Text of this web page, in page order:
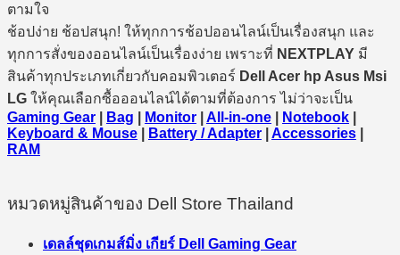
ตามใจ
ช้อปง่าย ช้อปสนุก! ให้ทุกการช้อปออนไลน์เป็นเรื่องสนุก และ
ทุกการสั่งของออนไลน์เป็นเรื่องง่าย เพราะที่ NEXTPLAY มี
สินค้าทุกประเภทเกี่ยวกับคอมพิวเตอร์ Dell Acer hp Asus Msi
LG ให้คุณเลือกซื้อออนไลน์ได้ตามที่ต้องการ ไม่ว่าจะเป็น
Gaming Gear
Bag Monitor All-in-one Notebook
Keyboard & Mouse
Battery / Adapter Accessories
RAM
หมวดหมู่สินค้าของ Dell Store Thailand
เดลล์ชุดเกมส์มิ่ง เกียร์ Dell Gaming Gear